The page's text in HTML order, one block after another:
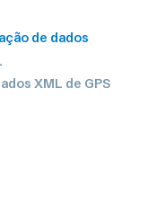
de dados
XML de GPS